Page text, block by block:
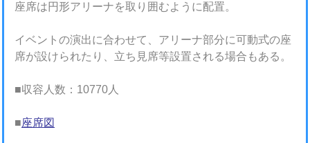
座席は円形アリーナを取り囲むように配置。
イベントの演出に合わせて、アリーナ部分に可動式の座
席が設けられたり、立ち見席等設置される場合もある。
■収容人数：10770人
■座席図